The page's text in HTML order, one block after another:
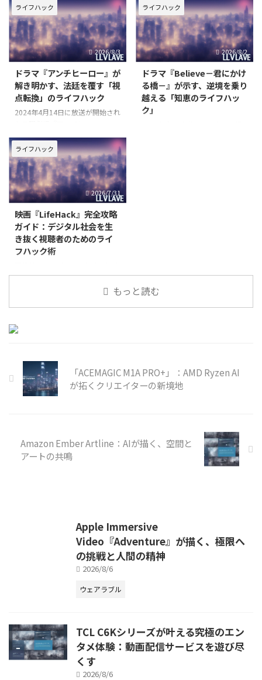
世界中の情報にアクセスし、瞬時
にコミュニケーションを取ること
が可能になった一方で、その恩恵
の裏側には、新たな脅威や倫理的
な問いが潜んでいます。映画『L
を保つべきか」という根源的な問
いに直面しています。特に、人生
の後半を迎えるにあたり、過去へ
の後悔や未来への不安に苛まれる
ことは少なくありません。そんな
ライフハック
2026/8/3
ドラマ『アンチヒーロー』が
解き明かす、法廷を覆す「視
点転換」のライフハック
2024年4月14日に放送が開始され
は、その衝撃的なストーリー展開
で多くの視聴者を惹きつけまし
た。長谷川博己さん演じる弁護
士・明墨正樹が、有罪率99.9%と
される日本の刑事裁判において、
殺人犯をも無罪にしてしまう
ライフハック
2026/8/2
ドラマ『Believe－君にかけ
る橋－』が示す、逆境を乗り
越える「知恵のライフハッ
ク」
ライフハック
2026/7/31
映画『LifeHack』完全攻略
ガイド：デジタル社会を生
き抜く視聴者のためのライ
フハック術
と共に目まぐるしく変化し、私た
ちの生活に新たな課題と可能性を
識だけでなく、状況を打破する
「ライフハック」の視点が不可欠
もっと読む
「ACEMAGIC M1A PRO+」：AMD Ryzen AI
が拓くクリエイターの新境地
Amazon Ember Artline：AIが描く、空間と
アートの共鳴
Apple Immersive
Video『Adventure』が描く、極限へ
の挑戦と人間の精神
2026/8/6
ウェアラブル
TCL C6Kシリーズが叶える究極のエン
タメ体験：動画配信サービスを遊び尽
くす
2026/8/6